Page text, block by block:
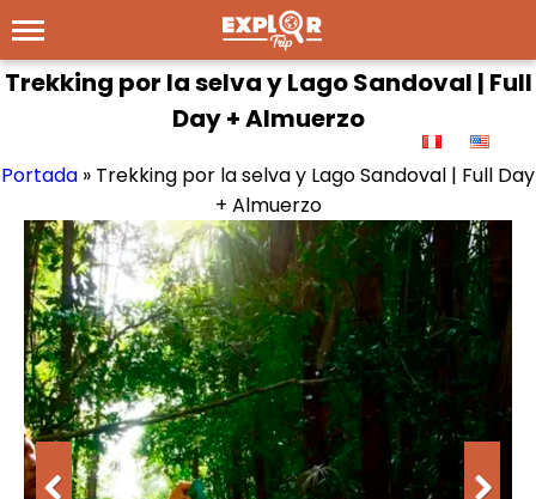
Trekking por la selva y Lago Sandoval | Full
Day + Almuerzo
Portada » Trekking por la selva y Lago Sandoval | Full Day
+ Almuerzo